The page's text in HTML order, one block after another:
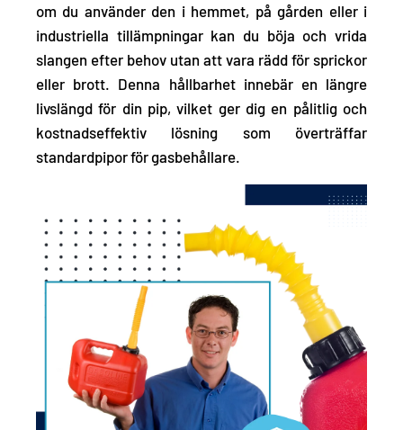
om du använder den i hemmet, på gården eller i
industriella tillämpningar kan du böja och vrida
slangen efter behov utan att vara rädd för sprickor
eller brott. Denna hållbarhet innebär en längre
livslängd för din pip, vilket ger dig en pålitlig och
kostnadseffektiv lösning som överträffar
standardpipor för gasbehållare.